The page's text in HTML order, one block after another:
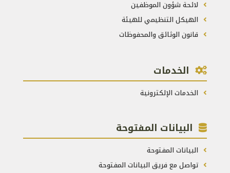
لائحة شؤون الموظفين
الهيكل التنظيمي للهيئة
قانون الوثائق والمحفوظات
الخدمات
الخدمات الإلكترونية
البيانات المفتوحة
البيانات المفتوحة
تواصل مع فريق البيانات المفتوحة